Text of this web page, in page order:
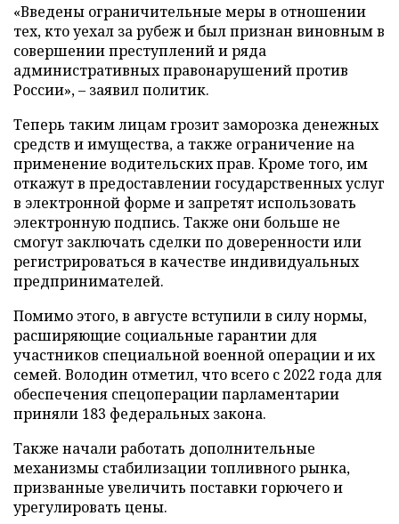
«Введены ограничительные меры в отношении
тех, кто уехал за рубеж и был признан виновным в
совершении преступлений и ряда
административных правонарушений против
России», – заявил политик.
Теперь таким лицам грозит заморозка денежных
средств и имущества, а также ограничение на
применение водительских прав. Кроме того, им
откажут в предоставлении государственных услуг
в электронной форме и запретят использовать
электронную подпись. Также они больше не
смогут заключать сделки по доверенности или
регистрироваться в качестве индивидуальных
предпринимателей.
Помимо этого, в августе вступили в силу нормы,
расширяющие социальные гарантии для
участников специальной военной операции и их
семей. Володин отметил, что всего с 2022 года для
обеспечения спецоперации парламентарии
приняли 183 федеральных закона.
Также начали работать дополнительные
механизмы стабилизации топливного рынка,
призванные увеличить поставки горючего и
урегулировать цены.